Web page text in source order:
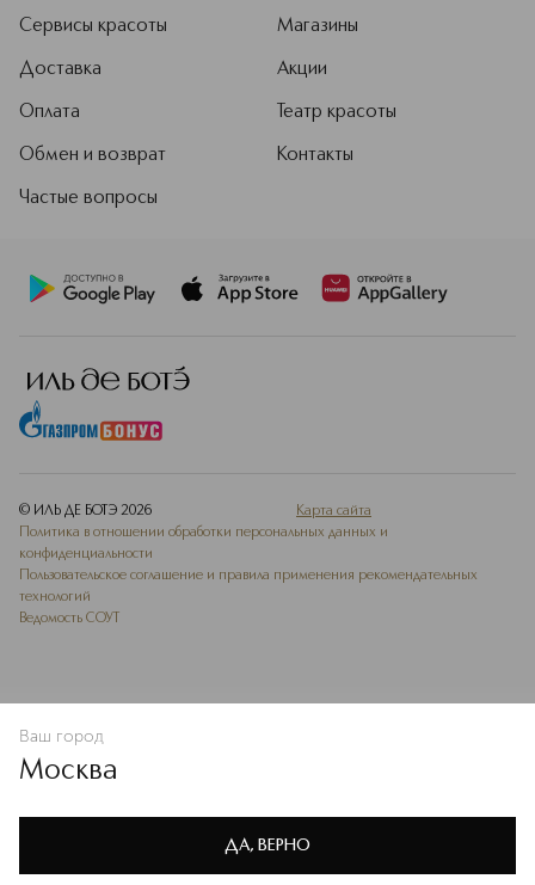
Политике конфиденциальности
В КОРЗИНУ
Сервисы красоты
Доставка
Оплата
Обмен и возврат
Частые вопросы
Магазины
Акции
Театр красоты
Контакты
© ИЛЬ ДЕ БОТЭ 2026
Карта сайта
Политика в отношении обработки персональных данных и
конфиденциальности
Пользовательское соглашение и правила применения рекомендательных
технологий
Ведомость СОУТ
Ваш город
Москва
ДА, ВЕРНО